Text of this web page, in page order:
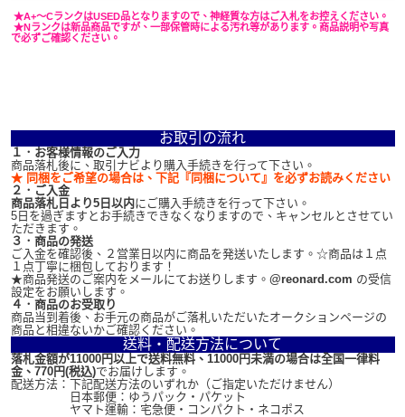
★A+～CランクはUSED品となりますので、神経質な方はご入札をお控えください。
★Nランクは新品商品ですが、一部保管時による汚れ等があります。商品説明や写真
で必ずご確認ください。
お取引の流れ
１．お客様情報のご入力
商品落札後に、取引ナビより購入手続きを行って下さい。
★ 同梱をご希望の場合は、下記『同梱について』を必ずお読みください
２．ご入金
商品落札日より5日以内にご購入手続きを行って下さい。
5日を過ぎますとお手続きできなくなりますので、キャンセルとさせてい
ただきます。
３．商品の発送
ご入金を確認後、２営業日以内に商品を発送いたします。☆商品は１点
１点丁寧に梱包しております！
★商品発送のご案内をメールにてお送りします。 @reonard.com の受信
設定をお願いします。
４．商品のお受取り
商品当到着後、お手元の商品がご落札いただいたオークションページの
商品と相違ないかご確認ください。
送料・配送方法について
落札金額が11000円以上で送料無料、11000円未満の場合は全国一律料
金、770円(税込)でお届けします。
配送方法：下記配送方法のいずれか（ご指定いただけません）
日本郵便：ゆうパック・パケット
ヤマト運輸：宅急便・コンパクト・ネコポス